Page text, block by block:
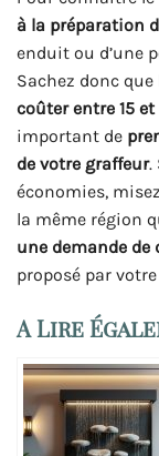
à la préparation
enduit ou d’une
Sachez donc
coûter entre 15
important de
de votre graffeur.
économies,
la même région
une demande de
proposé par
A Lire